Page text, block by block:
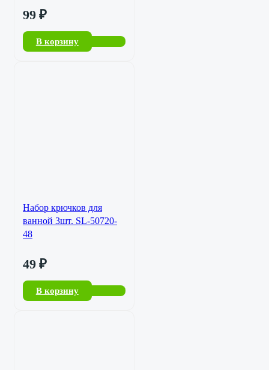
99 ₽
В корзину
Набор крючков для
ванной 3шт. SL-50720-
48
49 ₽
В корзину